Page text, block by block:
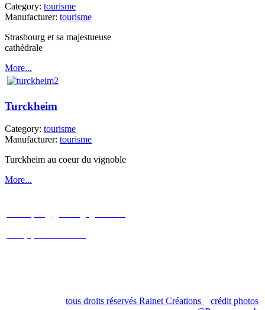
Category: tourisme
Manufacturer: tourisme
Strasbourg et sa majestueuse
cathédrale
More...
Turckheim
Category: tourisme
Manufacturer: tourisme
Turckheim au coeur du vignoble
More...
tous droits réservés Rainet Créations
crédit photos